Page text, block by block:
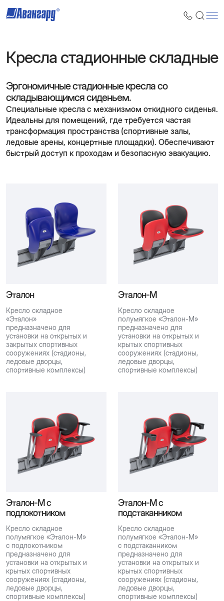
Кресла стадионные складные
Эргономичные стадионные кресла со
складывающимся сиденьем.
Специальные кресла с механизмом откидного сиденья.
Идеальны для помещений, где требуется частая
трансформация пространства (спортивные залы,
ледовые арены, концертные площадки). Обеспечивают
быстрый доступ к проходам и безопасную эвакуацию.
Эталон
Кресло складное
«Эталон»
предназначено для
установки на открытых и
закрытых спортивных
сооружениях (стадионы,
ледовые дворцы,
спортивные комплексы)
Эталон-М
Кресло складное
полумягкое «Эталон-М»
предназначено для
установки на открытых и
крытых спортивных
сооружениях (стадионы,
ледовые дворцы,
спортивные комплексы)
Эталон-М с
подлокотником
Кресло складное
полумягкое «Эталон-М»
с подлокотником
предназначено для
установки на открытых и
крытых спортивных
сооружениях (стадионы,
ледовые дворцы,
спортивные комплексы)
Эталон-М с
подстаканником
Кресло складное
полумягкое «Эталон-М»
с подстаканником
предназначено для
установки на открытых и
крытых спортивных
сооружениях (стадионы,
ледовые дворцы,
спортивные комплексы)